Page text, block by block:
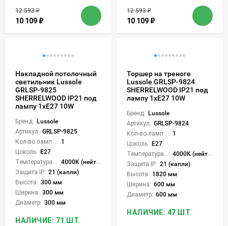
12 593₽
10 109 ₽
12 593₽
10 109 ₽
Накладной потолочный
светильник Lussole
GRLSP-9825
SHERRELWOOD IP21 под
лампу 1xE27 10W
Бренд: Lussole
Артикул: GRLSP-9825
1
Цоколь: E27
4000K (нейтральный)
Защита IP: 21 (капли)
Высота: 300 мм
Ширина: 300 мм
Диаметр: 300 мм
НАЛИЧИЕ: 71 ШТ.
Торшер на треноге
Lussole GRLSP-9824
SHERRELWOOD IP21 под
лампу 1xE27 10W
Бренд: Lussole
Артикул: GRLSP-9824
1
Цоколь: E27
4000K (нейтральный)
Защита IP: 21 (капли)
Высота: 1820 мм
Ширина: 600 мм
Диаметр: 600 мм
НАЛИЧИЕ: 47 ШТ.